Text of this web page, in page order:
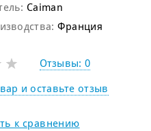
Caiman
Франция
Отзывы: 0
и оставьте отзыв
к сравнению